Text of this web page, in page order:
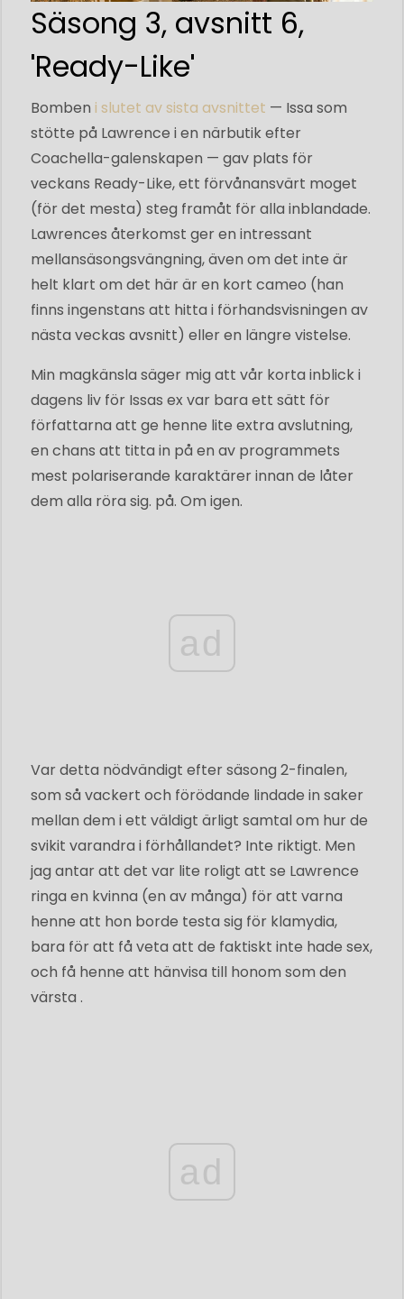
Säsong 3, avsnitt 6,
'Ready-Like'
Bomben i slutet av sista avsnittet — Issa som
stötte på Lawrence i en närbutik efter
Coachella-galenskapen — gav plats för
veckans Ready-Like, ett förvånansvärt moget
(för det mesta) steg framåt för alla inblandade.
Lawrences återkomst ger en intressant
mellansäsongsvängning, även om det inte är
helt klart om det här är en kort cameo (han
finns ingenstans att hitta i förhandsvisningen av
nästa veckas avsnitt) eller en längre vistelse.
Min magkänsla säger mig att vår korta inblick i
dagens liv för Issas ex var bara ett sätt för
författarna att ge henne lite extra avslutning,
en chans att titta in på en av programmets
mest polariserande karaktärer innan de låter
dem alla röra sig. på. Om igen.
ad
Var detta nödvändigt efter säsong 2-finalen,
som så vackert och förödande lindade in saker
mellan dem i ett väldigt ärligt samtal om hur de
svikit varandra i förhållandet? Inte riktigt. Men
jag antar att det var lite roligt att se Lawrence
ringa en kvinna (en av många) för att varna
henne att hon borde testa sig för klamydia,
bara för att få veta att de faktiskt inte hade sex,
och få henne att hänvisa till honom som den
värsta .
ad